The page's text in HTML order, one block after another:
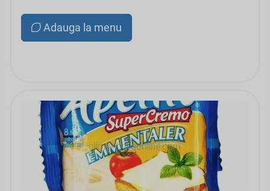
Adauga la menu